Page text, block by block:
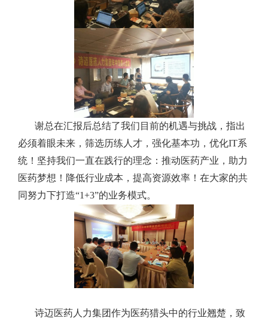
谢总在汇报后总结了我们目前的机遇与挑战，指出
必须着眼未来，筛选历练人才，强化基本功，优化IT系
统！ 坚持我们一直在践行的理念： 推动医药产业，助力
医药梦想！ 降低行业成本，提高资源效率！ 在大家的共
同努力下打造“1+3”的业务模式。
诗迈医药人力集团作为医药猎头中的行业翘楚，致